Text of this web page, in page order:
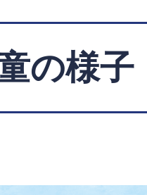
の様子